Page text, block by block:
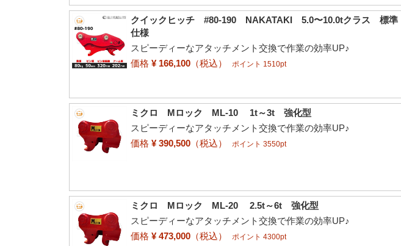
クイックヒッチ #80-190 NAKATAKI 5.0〜10.0tクラス 標準
仕様
スピーディーなアタッチメント交換で作業の効率UP♪
価格 ¥ 166,100 （税込） ポイント 1510pt
ミクロ Mロック ML-10 1t～3t 強化型
スピーディーなアタッチメント交換で作業の効率UP♪
価格 ¥ 390,500 （税込） ポイント 3550pt
ミクロ Mロック ML-20 2.5t～6t 強化型
スピーディーなアタッチメント交換で作業の効率UP♪
価格 ¥ 473,000 （税込） ポイント 4300pt